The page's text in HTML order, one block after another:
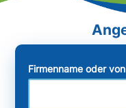
Firmenname oder